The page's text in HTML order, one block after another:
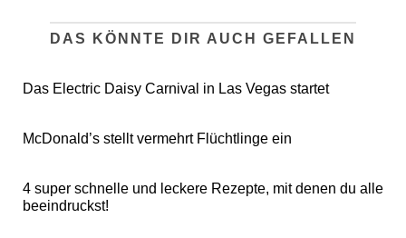
DAS KÖNNTE DIR AUCH GEFALLEN
Das Electric Daisy Carnival in Las Vegas startet
McDonald’s stellt vermehrt Flüchtlinge ein
4 super schnelle und leckere Rezepte, mit denen du alle
beeindruckst!